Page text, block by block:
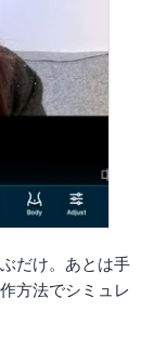
だけ。あとは手
方法でシミュレ